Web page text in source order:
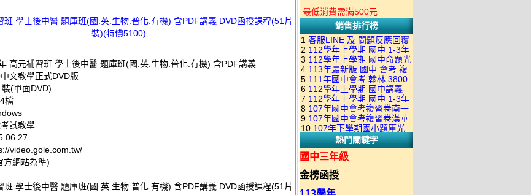
班 學士後中醫 題庫班(國.英.生物.普化.有機) 含PDF講義 DVD函授課程(51片
裝)(特價5100)
高元補習班 學士後中醫 題庫班(國.英.生物.普化.有機) 含PDF講義
文教學正式DVD版
(單面DVD)
檔
試教學
video.gole.com.tw/
方網站為準)
班 學士後中醫 題庫班(國.英.生物.普化.有機) 含PDF講義 DVD函授課程(51片
最低消費需滿500元
銷售排行榜
1 客服LINE 及 問題反應回覆
方式 下單後出現訂單編號就
是訂購成功 不會有回覆信
2 112學年上學期 國中 1-3年
級 校用卷 (含南一.康軒.翰林.
全科目.全部卷.含解答)完整版
(2DVD)
3 112學年上學期 國中命題光
碟 康軒版 1-3年級(含108課
綱)(全年級、全領域) 題庫光
碟(不包含：藝文+綜合+健體)
4 113年最新版 國中 會考 複
習卷講義 共18卷(含南一百分
百EZ+南一超會考+康軒麻辣
+康軒會考勝經+康軒易點通
+康軒圖解E點通+漢華大聯盟
+翰林大滿貫+翰林橘子+翰林
Lite輕+翰林主題探索+奇鼎
KO+奇鼎進會考+金安新思維
+金安雙向溝通+金安會考
735+建弘細說.活用+漢華達
陣)全科目合輯版(3片裝)
5 111年國中會考 翰林 3800
應用題彙編 + 南一 3688 應用
題彙編+南一歷屆試題+康軒
3800+ 應用題彙編 1-3年級 卷
類光碟
6 112學年上學期 國中講義-
題型較難(康軒新挑戰麻辣講
義+翰林超級翰將講義+南一學
習標竿講義) 1-3年級 合輯版
DVD版
7 112學年上學期 國中 1-3年
級 習作解答+課本解答(含康
軒.南一.翰林全版本.全科目)
合輯版 DVD版
8 107年國中會考複習卷南一
版 ( 點線面 )全科目.九科含解
答.合輯正式版
9 107年國中會考複習卷漢華
版 ( 達陣 ) 全科目.八科含解
答.合輯正式版
10 107年下學期國小題庫光
碟-南一版（1～6年級）全科
目合輯版 (三片裝)
熱門關鍵字
國中三年級
金榜函授